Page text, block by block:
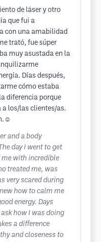
de láser y otro
que fui a
con una amabilidad
trató, fue súper
muy asustada en la
Días después,
cómo estaba
diferencia porque
los/las clientes/as.
and a body
day I went to get
with incredible
treated me, was
very scared during
how to calm me
energy. Days
how I was doing
a difference
and closeness to